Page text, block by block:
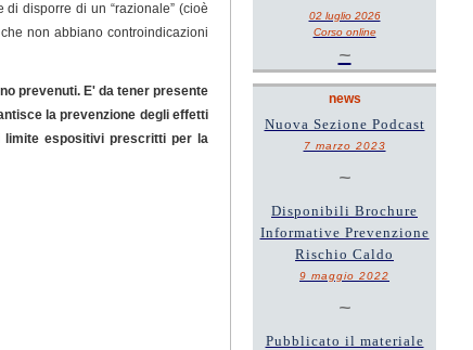
disporre di un “razionale” (cioè
non abbiano controindicazioni
prevenuti. E' da tener presente
la prevenzione degli effetti
limite espositivi prescritti per la
02 luglio 2026
Corso online
~
news
Nuova Sezione Podcast
7 marzo 2023
~
Disponibili Brochure
Informative Prevenzione
Rischio Caldo
9 maggio 2022
~
Pubblicato il materiale